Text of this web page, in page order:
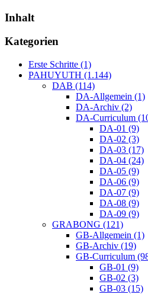
Inhalt
Kategorien
Erste Schritte (1)
PAHUYUTH (1.144)
DAB (114)
DA-Allgemein (1)
DA-Archiv (2)
DA-Curriculum
DA-01 (9)
DA-02 (3)
DA-03 (17)
DA-04 (24)
DA-05 (9)
DA-06 (9)
DA-07 (9)
DA-08 (9)
DA-09 (9)
GRABONG (121)
GB-Allgemein (1)
GB-Archiv (19)
GB-Curriculum
GB-01 (9)
GB-02 (3)
GB-03 (15)